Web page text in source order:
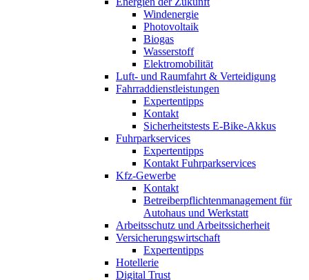
Windenergie
Photovoltaik
Biogas
Wasserstoff
Elektromobilität
Luft- und Raumfahrt & Verteidigung
Fahrraddienstleistungen
Expertentipps
Kontakt
Sicherheitstests E-Bike-Akkus
Fuhrparkservices
Expertentipps
Kontakt Fuhrparkservices
Kfz-Gewerbe
Kontakt
Betreiberpflichtenmanagement für
Autohaus und Werkstatt
Arbeitsschutz und Arbeitssicherheit
Versicherungswirtschaft
Expertentipps
Hotellerie
Digital Trust